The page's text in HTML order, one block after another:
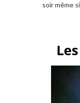
soir même